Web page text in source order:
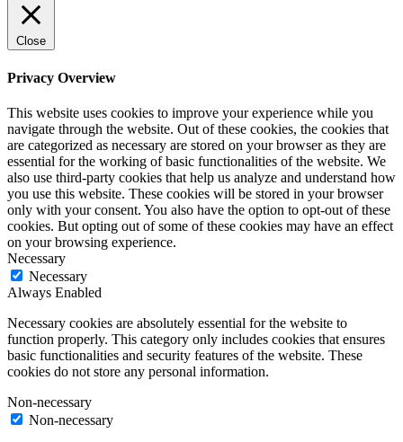
Close
Privacy Overview
This website uses cookies to improve your experience while you
navigate through the website. Out of these cookies, the cookies that
are categorized as necessary are stored on your browser as they are
essential for the working of basic functionalities of the website. We
also use third-party cookies that help us analyze and understand how
you use this website. These cookies will be stored in your browser
only with your consent. You also have the option to opt-out of these
cookies. But opting out of some of these cookies may have an effect
on your browsing experience.
Necessary
Necessary
Always Enabled
Necessary cookies are absolutely essential for the website to
function properly. This category only includes cookies that ensures
basic functionalities and security features of the website. These
cookies do not store any personal information.
Non-necessary
Non-necessary